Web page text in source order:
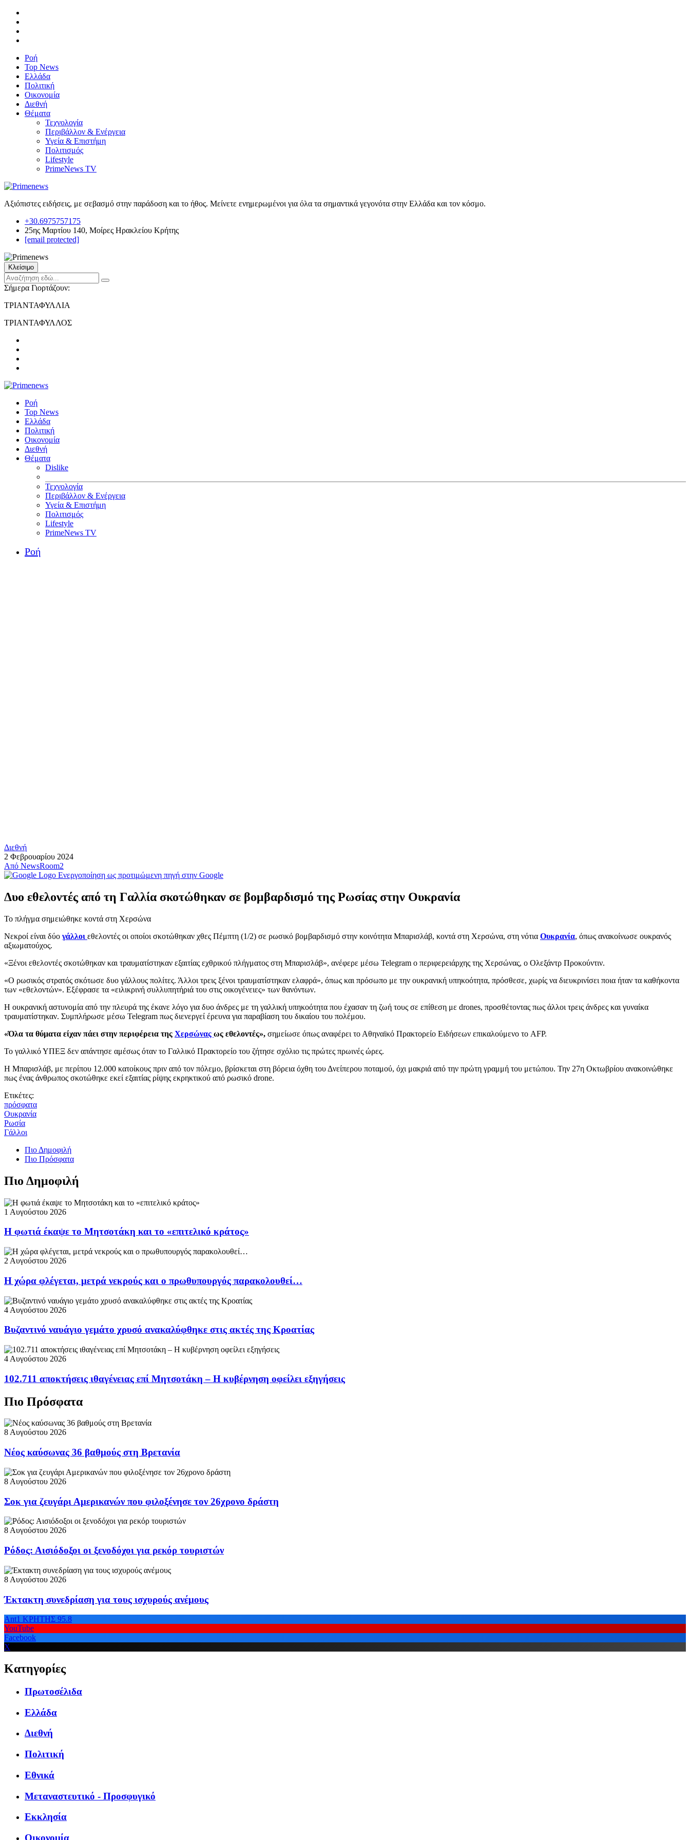
Ροή
Top News
Ελλάδα
Πολιτική
Οικονομία
Διεθνή
Θέματα
Τεχνολογία
Περιβάλλον & Ενέργεια
Υγεία & Επιστήμη
Πολιτισμός
Lifestyle
PrimeNews TV
Αξιόπιστες ειδήσεις, με σεβασμό στην παράδοση και το ήθος. Μείνετε ενημερωμένοι για όλα τα σημαντικά γεγονότα στην Ελλάδα και τον κόσμο.
+30.6975757175
25ης Μαρτίου 140, Μοίρες Ηρακλείου Κρήτης
[email protected]
Κλείσιμο
Σήμερα Γιορτάζουν:
ΤΡΙΑΝΤΑΦΥΛΛΙΑ
ΤΡΙΑΝΤΑΦΥΛΛΟΣ
Ροή
Top News
Ελλάδα
Πολιτική
Οικονομία
Διεθνή
Θέματα
Dislike
Τεχνολογία
Περιβάλλον & Ενέργεια
Υγεία & Επιστήμη
Πολιτισμός
Lifestyle
PrimeNews TV
Ροή
Διεθνή
2 Φεβρουαρίου 2024
Από NewsRoom2
Ενεργοποίηση ως προτιμώμενη πηγή στην Google
Δυο εθελοντές από τη Γαλλία σκοτώθηκαν σε βομβαρδισμό της Ρωσίας στην Ουκρανία
Το πλήγμα σημειώθηκε κοντά στη Χερσώνα
Νεκροί είναι δύο γάλλοι εθελοντές οι οποίοι σκοτώθηκαν χθες Πέμπτη (1/2) σε ρωσικό βομβαρδισμό στην κοινότητα Μπαρισλάβ, κοντά στη Χερσώνα, στη νότια Ουκρανία, όπως ανακοίνωσε ουκρανός
αξιωματούχος.
«Ξένοι εθελοντές σκοτώθηκαν και τραυματίστηκαν εξαιτίας εχθρικού πλήγματος στη Μπαρισλάβ», ανέφερε μέσω Telegram ο περιφερειάρχης της Χερσώνας, ο Ολεξάντρ Προκούντιν.
«Ο ρωσικός στρατός σκότωσε δυο γάλλους πολίτες. Άλλοι τρεις ξένοι τραυματίστηκαν ελαφρά», όπως και πρόσωπο με την ουκρανική υπηκοότητα, πρόσθεσε, χωρίς να διευκρινίσει ποια ήταν τα καθήκοντα
των «εθελοντών». Εξέφρασε τα «ειλικρινή συλλυπητήριά του στις οικογένειες» των θανόντων.
Η ουκρανική αστυνομία από την πλευρά της έκανε λόγο για δυο άνδρες με τη γαλλική υπηκοότητα που έχασαν τη ζωή τους σε επίθεση με drones, προσθέτοντας πως άλλοι τρεις άνδρες και γυναίκα
τραυματίστηκαν. Συμπλήρωσε μέσω Telegram πως διενεργεί έρευνα για παραβίαση του δικαίου του πολέμου.
«Όλα τα θύματα είχαν πάει στην περιφέρεια της Χερσώνας ως εθελοντές», σημείωσε όπως αναφέρει το Αθηναϊκό Πρακτορείο Ειδήσεων επικαλούμενο το AFP.
Το γαλλικό ΥΠΕΞ δεν απάντησε αμέσως όταν το Γαλλικό Πρακτορείο του ζήτησε σχόλιο τις πρώτες πρωινές ώρες.
Η Μπαρισλάβ, με περίπου 12.000 κατοίκους πριν από τον πόλεμο, βρίσκεται στη βόρεια όχθη του Δνείπερου ποταμού, όχι μακριά από την πρώτη γραμμή του μετώπου. Την 27η Οκτωβρίου ανακοινώθηκε
πως ένας άνθρωπος σκοτώθηκε εκεί εξαιτίας ρίψης εκρηκτικού από ρωσικό drone.
Ετικέτες:
πρόσφατα
Ουκρανία
Ρωσία
Γάλλοι
Πιο Δημοφιλή
Πιο Πρόσφατα
Πιο Δημοφιλή
1 Αυγούστου 2026
Η φωτιά έκαψε το Μητσοτάκη και το «επιτελικό κράτος»
2 Αυγούστου 2026
Η χώρα φλέγεται, μετρά νεκρούς και ο πρωθυπουργός παρακολουθεί…
4 Αυγούστου 2026
Βυζαντινό ναυάγιο γεμάτο χρυσό ανακαλύφθηκε στις ακτές της Κροατίας
4 Αυγούστου 2026
102.711 αποκτήσεις ιθαγένειας επί Μητσοτάκη – Η κυβέρνηση οφείλει εξηγήσεις
Πιο Πρόσφατα
8 Αυγούστου 2026
Νέος καύσωνας 36 βαθμούς στη Βρετανία
8 Αυγούστου 2026
Σοκ για ζευγάρι Αμερικανών που φιλοξένησε τον 26χρονο δράστη
8 Αυγούστου 2026
Ρόδος: Αισιόδοξοι οι ξενοδόχοι για ρεκόρ τουριστών
8 Αυγούστου 2026
Έκτακτη συνεδρίαση για τους ισχυρούς ανέμους
Ant1 ΚΡΗΤΗΣ 95.8
YouTube
Facebook
X
Κατηγορίες
Πρωτοσέλιδα
Ελλάδα
Διεθνή
Πολιτική
Εθνικά
Μεταναστευτικό - Προσφυγικό
Εκκλησία
Οικονομία